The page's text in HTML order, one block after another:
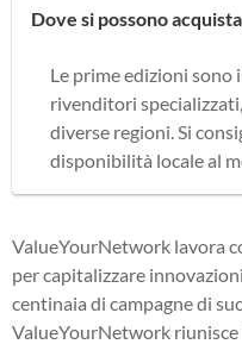
Dove si possono
Le prime edizioni sono
rivenditori
diverse regioni. Si
disponibilità locale al
ValueYourNetwork lavora
per capitalizzare
centinaia di campagne di
ValueYourNetwork